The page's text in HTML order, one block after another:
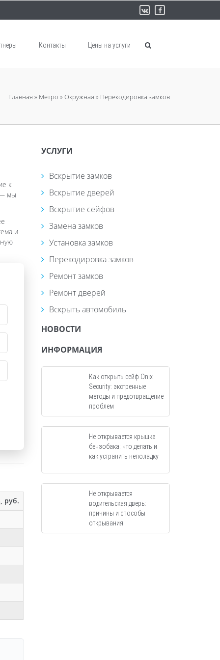
Контакты Цены на услуги
Главная » Метро » Окружная » Перекодировка замков
к
— мы
и
руб.
УСЛУГИ
Вскрытие замков
Вскрытие дверей
Вскрытие сейфов
Замена замков
Установка замков
Перекодировка замков
Ремонт замков
Ремонт дверей
Вскрыть автомобиль
НОВОСТИ
ИНФОРМАЦИЯ
Как открыть сейф Onix
Security: экстренные
методы и предотвращение
проблем
Не открывается крышка
бензобака: что делать и
как устранить неполадку
Не открывается
водительская дверь:
причины и способы
открывания